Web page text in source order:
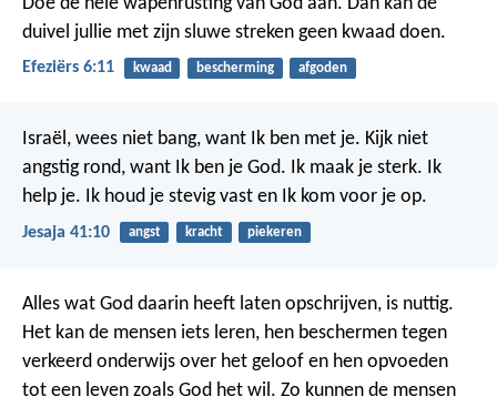
duivel jullie met zijn sluwe streken geen kwaad doen.
Efeziërs 6:11 kwaad bescherming afgoden
Israël, wees niet bang, want Ik ben met je. Kijk niet
angstig rond, want Ik ben je God. Ik maak je sterk. Ik
help je. Ik houd je stevig vast en Ik kom voor je op.
Jesaja 41:10 angst kracht piekeren
Alles wat God daarin heeft laten opschrijven, is nuttig.
Het kan de mensen iets leren, hen beschermen tegen
verkeerd onderwijs over het geloof en hen opvoeden
tot een leven zoals God het wil. Zo kunnen de mensen